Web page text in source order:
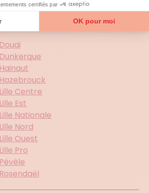
présentes
Centre
Est
Nationale
Nord
Ouest
Pro